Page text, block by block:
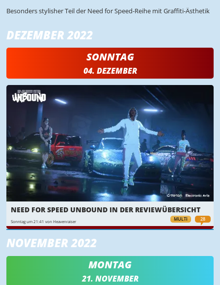
Besonders stylisher Teil der Need for Speed-Reihe mit Graffiti-Ästhetik
DEZEMBER 2022
SONNTAG
04. DEZEMBER
MULTI 28
NEED FOR SPEED UNBOUND IN DER REVIEWÜBERSICHT
Sonntag um 21:41 von Heavenraiser
NOVEMBER 2022
MONTAG
21. NOVEMBER